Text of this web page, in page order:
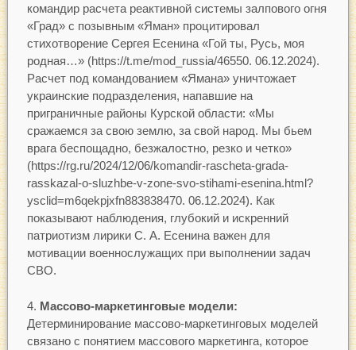
командир расчета реактивной системы залпового огня
«Град» с позывным «Яман» процитировал
стихотворение Сергея Есенина «Гой ты, Русь, моя
родная…» (https://t.me/mod_russia/46550. 06.12.2024).
Расчет под командованием «Ямана» уничтожает
украинские подразделения, напавшие на
приграничные районы Курской области: «Мы
сражаемся за свою землю, за свой народ. Мы бьем
врага беспощадно, безжалостно, резко и четко»
(https://rg.ru/2024/12/06/komandir-rascheta-grada-
rasskazal-o-sluzhbe-v-zone-svo-stihami-esenina.html?
ysclid=m6qekpjxfn883838470. 06.12.2024). Как
показывают наблюдения, глубокий и искренний
патриотизм лирики С. А. Есенина важен для
мотивации военнослужащих при выполнении задач
СВО.
Массово-маркетинговые модели:
Детерминирование массово-маркетинговых моделей
связано с понятием массового маркетинга, которое